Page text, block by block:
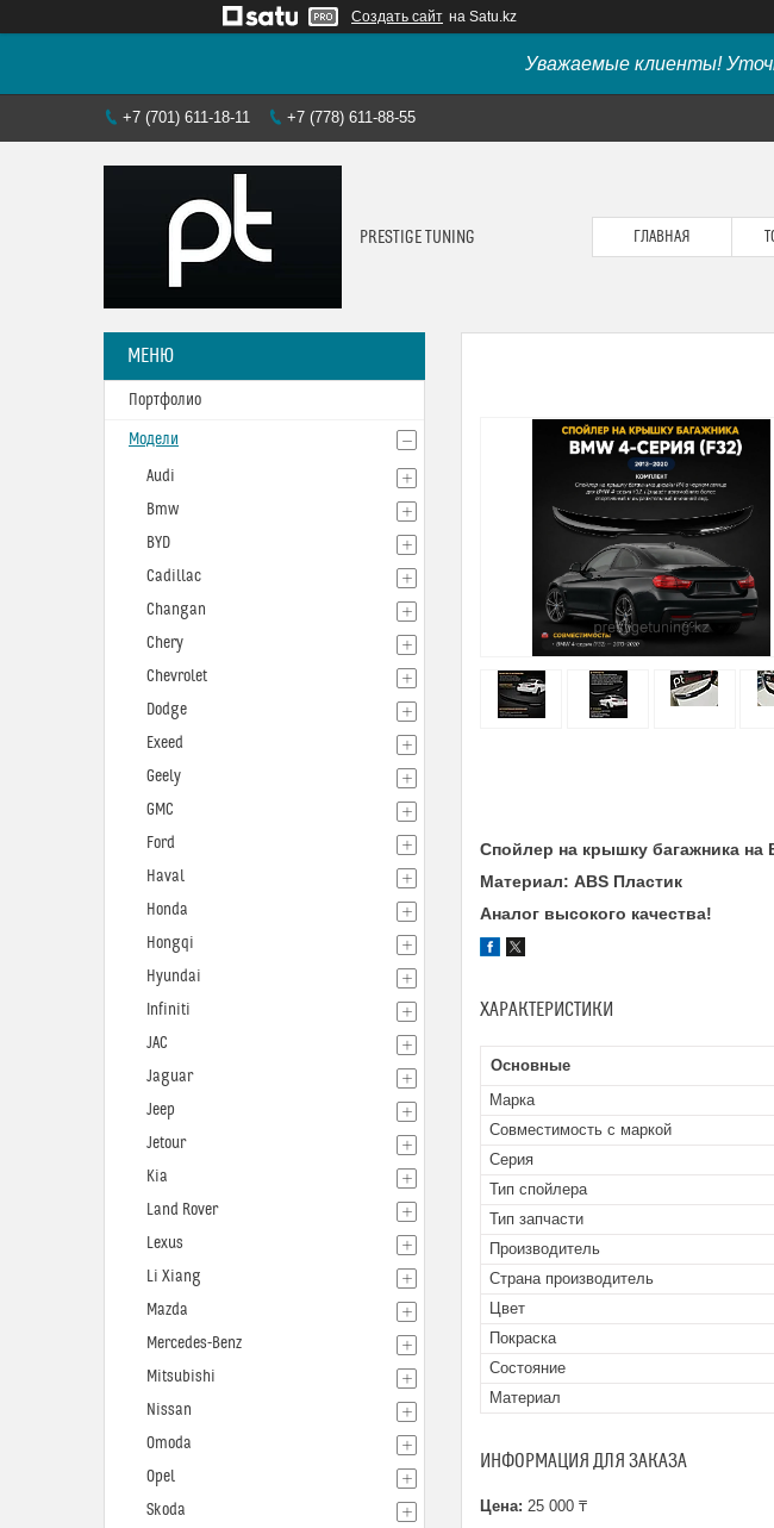
Создать сайт на Satu.kz
Уважаемые клиенты!
+7 (701) 611-18-11 +7 (778) 611-88-55
PRESTIGE TUNING ГЛАВНАЯ
Спойлер на крышку багажника на
Материал: ABS Пластик
Аналог высокого качества!
ХАРАКТЕРИСТИКИ
Основные
Марка
Совместимость с маркой
Серия
Тип спойлера
Тип запчасти
Производитель
Страна производитель
Цвет
Покраска
Состояние
Материал
ИНФОРМАЦИЯ ДЛЯ ЗАКАЗА
Цена: 25 000 ₸
Портфолио
Модели
Audi
Bmw
BYD
Cadillac
Changan
Chery
Chevrolet
Dodge
Exeed
Geely
GMC
Ford
Haval
Honda
Hongqi
Hyundai
Infiniti
JAC
Jaguar
Jeep
Jetour
Kia
Land Rover
Lexus
Li Xiang
Mazda
Mercedes-Benz
Mitsubishi
Nissan
Omoda
Opel
Skoda